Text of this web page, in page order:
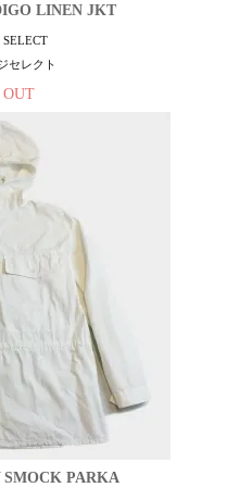
LINEN JKT
セレクト
OUT
SMOCK PARKA